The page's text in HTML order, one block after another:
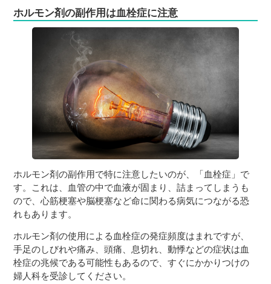
ホルモン剤の副作用は血栓症に注意
ホルモン剤の副作用で特に注意したいのが、「血栓症」で
す。これは、血管の中で血液が固まり、詰まってしまうも
ので、心筋梗塞や脳梗塞など命に関わる病気につながる恐
れもあります。
ホルモン剤の使用による血栓症の発症頻度はまれですが、
手足のしびれや痛み、頭痛、息切れ、動悸などの症状は血
栓症の兆候である可能性もあるので、すぐにかかりつけの
婦人科を受診してください。